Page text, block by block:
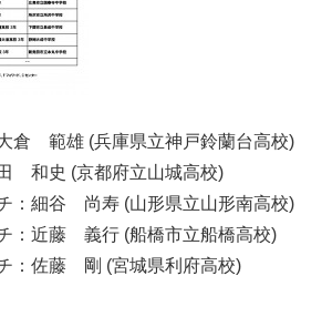
倉 範雄 (兵庫県立神戸鈴蘭台高校)
和史 (京都府立山城高校)
：細谷 尚寿 (山形県立山形南高校)
：近藤 義行 (船橋市立船橋高校)
：佐藤 剛 (宮城県利府高校)